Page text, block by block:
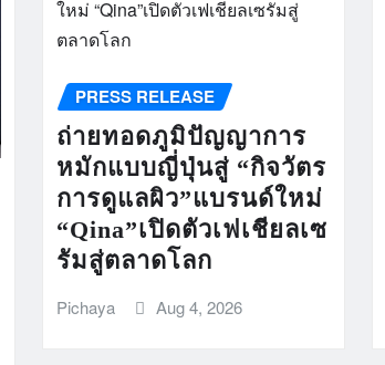
PRESS RELEASE
ถ่ายทอดภูมิปัญญาการ
หมักแบบญี่ปุ่นสู่ “กิจวัตร
การดูแลผิว”แบรนด์ใหม่
“Qina”เปิดตัวเฟเชียลเซ
รัมสู่ตลาดโลก
Pichaya Aug 4, 2026